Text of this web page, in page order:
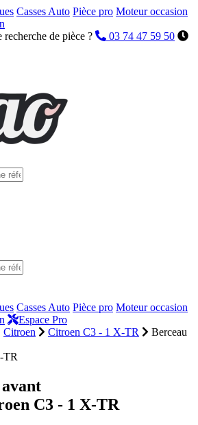
Casses Auto Pièce pro Moteur occasion
de pièce ?
03 74 47 59 50
Casses Auto Pièce pro Moteur occasion
Espace Pro
Citroen Citroen C3 - 1 X-TR
Berceau
TR
C3 - 1 X-TR